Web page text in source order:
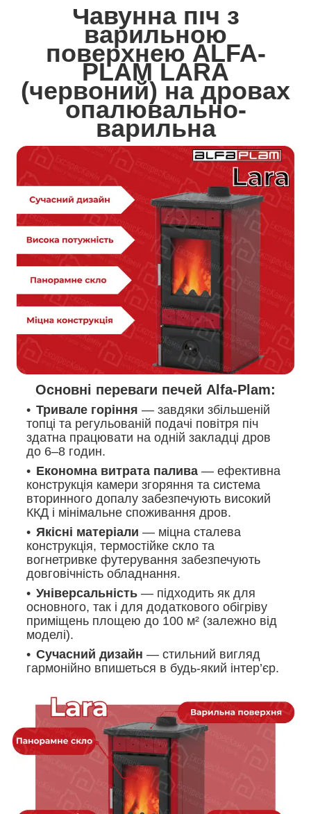
Чавунна піч з
варильною
поверхнею ALFA-
PLAM LARA
(червоний) на дровах
опалювально-
варильна
Основні переваги печей Alfa-Plam:
Тривале горіння — завдяки збільшеній
топці та регульованій подачі повітря піч
здатна працювати на одній закладці дров
до 6–8 годин.
Економна витрата палива — ефективна
конструкція камери згоряння та система
вторинного допалу забезпечують високий
ККД і мінімальне споживання дров.
Якісні матеріали — міцна сталева
конструкція, термостійке скло та
вогнетривке футерування забезпечують
довговічність обладнання.
Універсальність — підходить як для
основного, так і для додаткового обігріву
приміщень площею до 100 м² (залежно від
моделі).
Сучасний дизайн — стильний вигляд
гармонійно впишеться в будь-який інтер’єр.